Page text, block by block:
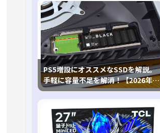
PS5増設にオススメなSSDを解説。
手軽に容量不足を解消！【2026年最
新、PS5 Proにも対応】